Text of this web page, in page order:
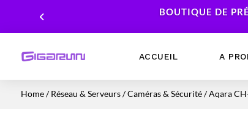
BOUTIQUE DE
ACCUEIL A
Home/Réseau & Serveurs/Caméras & Sécurité/ Aqara